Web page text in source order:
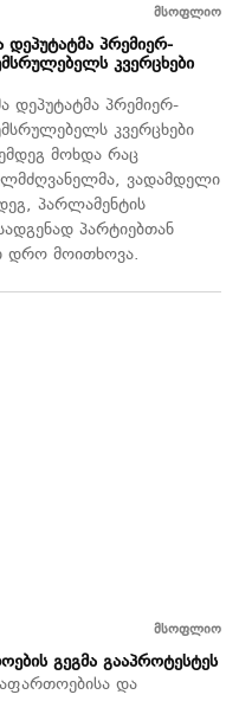
მსოფლიო
პრემიერ-
კვერცხები
დეპუტატმა პრემიერ-
კვერცხები
მოხდა რაც
ვადამდელი
პარლამენტის
პარტიებთან
დრო მოითხოვა.
მსოფლიო
გეგმა გააპროტესტეს
და